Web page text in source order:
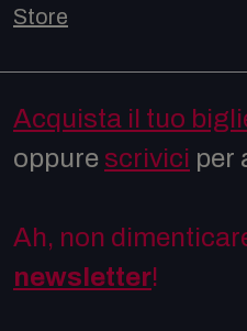
Store
Acquista il tuo
oppure scrivici per
Ah, non
newsletter!